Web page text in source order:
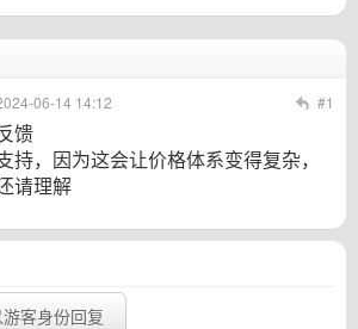
06-14 14:12 #1
馈
持，因为这会让价格体系变得复杂，
请理解
客身份回复